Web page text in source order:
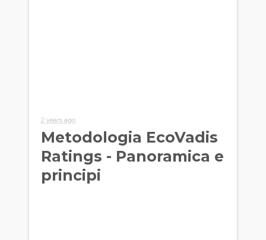
2 years ago
Metodologia EcoVadis
Ratings - Panoramica e
principi